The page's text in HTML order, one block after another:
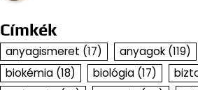
Címkék
anyagismeret (17) anyagok (119)
biokémia (18) biológia (17)